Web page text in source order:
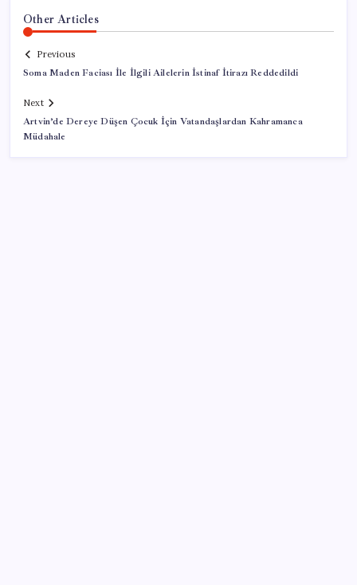
Other Articles
Previous
Soma Maden Faciası İle İlgili Ailelerin İstinaf İtirazı Reddedildi
Next
Artvin’de Dereye Düşen Çocuk İçin Vatandaşlardan Kahramanca
Müdahale